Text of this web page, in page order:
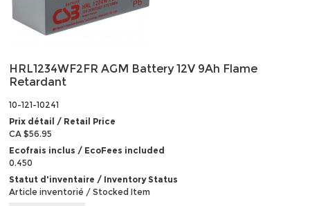
HRL1234WF2FR AGM Battery 12V 9Ah Flame
Retardant
10-121-10241
Prix détail / Retail Price
CA $56.95
Ecofrais inclus / EcoFees included
0.450
Statut d'inventaire / Inventory Status
Article inventorié / Stocked Item